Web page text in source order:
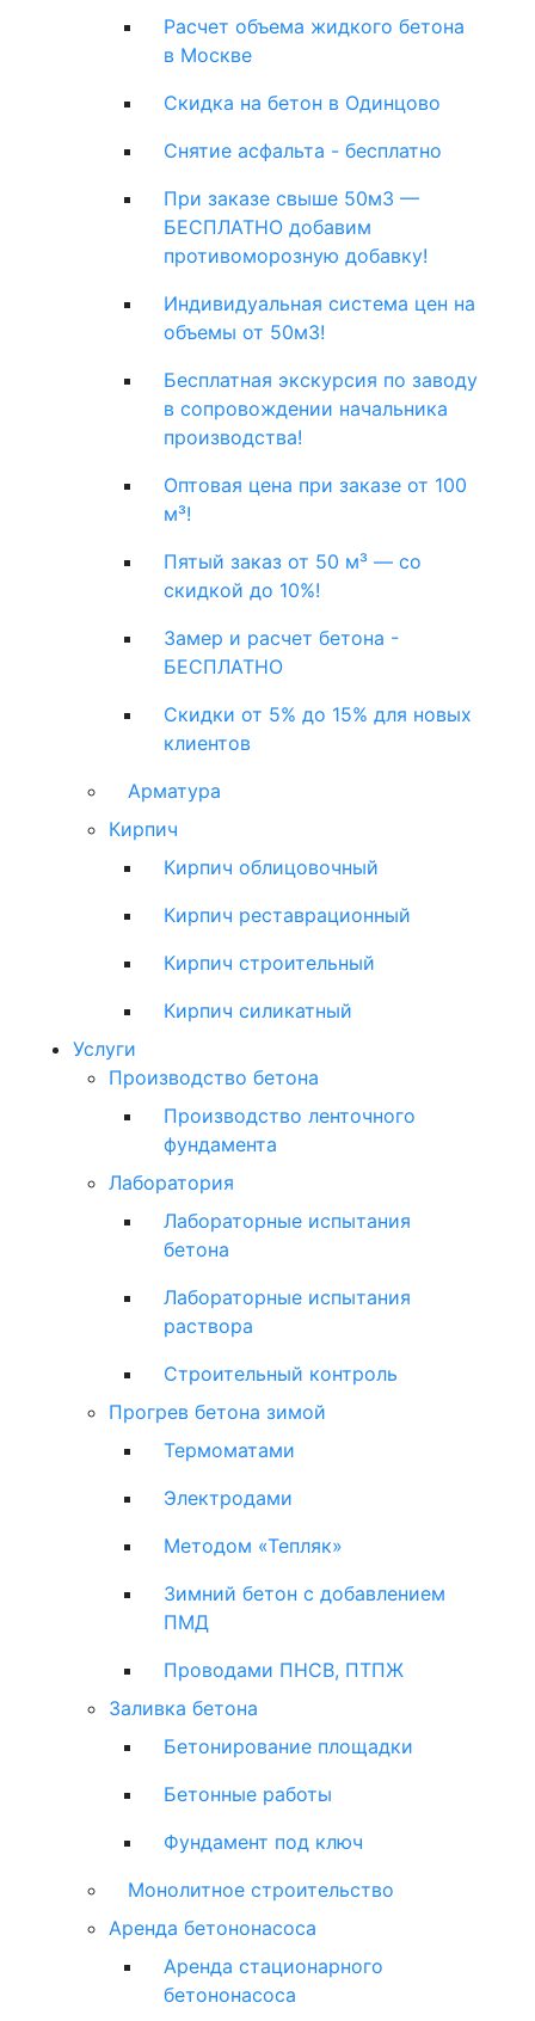
Расчет объема жидкого бетона
в Москве
Скидка на бетон в Одинцово
Снятие асфальта - бесплатно
При заказе свыше 50м3 —
БЕСПЛАТНО добавим
противоморозную добавку!
Индивидуальная система цен на
объемы от 50м3!
Бесплатная экскурсия по заводу
в сопровождении начальника
производства!
Оптовая цена при заказе от 100
м³!
Пятый заказ от 50 м³ — со
скидкой до 10%!
Замер и расчет бетона -
БЕСПЛАТНО
Скидки от 5% до 15% для новых
клиентов
Арматура
Кирпич
Кирпич облицовочный
Кирпич реставрационный
Кирпич строительный
Кирпич силикатный
Услуги
Производство бетона
Производство ленточного
фундамента
Лаборатория
Лабораторные испытания
бетона
Лабораторные испытания
раствора
Строительный контроль
Прогрев бетона зимой
Термоматами
Электродами
Методом «Тепляк»
Зимний бетон с добавлением
ПМД
Проводами ПНСВ, ПТПЖ
Заливка бетона
Бетонирование площадки
Бетонные работы
Фундамент под ключ
Монолитное строительство
Аренда бетононасоса
Аренда стационарного
бетононасоса